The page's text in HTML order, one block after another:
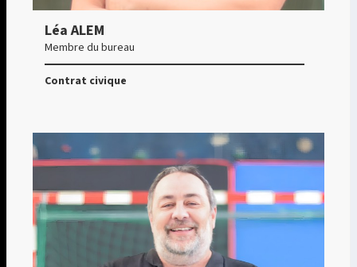
Léa ALEM
Membre du bureau
Contrat civique